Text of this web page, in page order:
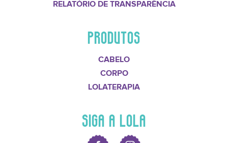
RELATÓRIO DE TRANSPARÊNCIA
PRODUTOS
CABELO
CORPO
LOLATERAPIA
SIGA A LOLA